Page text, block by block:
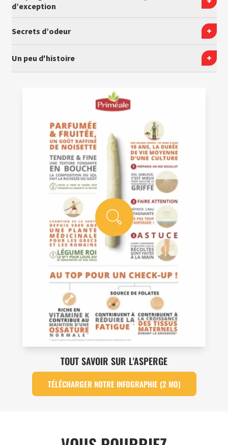
d’exception
Secrets d’odeur
Un peu d'histoire
TOUT SAVOIR SUR L'ASPERGE
TÉLÉCHARGER NOTRE INFOGRAPHIE (2 MO)